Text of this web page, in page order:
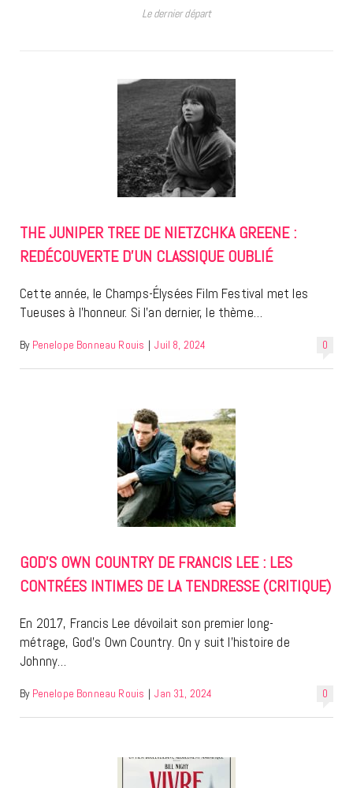
Le dernier départ
THE JUNIPER TREE DE NIETZCHKA GREENE :
REDÉCOUVERTE D’UN CLASSIQUE OUBLIÉ
Cette année, le Champs-Élysées Film Festival met les
Tueuses à l’honneur. Si l’an dernier, le thème…
0
By Penelope Bonneau Rouis | Juil 8, 2024
GOD’S OWN COUNTRY DE FRANCIS LEE : LES
CONTRÉES INTIMES DE LA TENDRESSE (CRITIQUE)
En 2017, Francis Lee dévoilait son premier long-
métrage, God’s Own Country. On y suit l’histoire de
Johnny…
0
By Penelope Bonneau Rouis | Jan 31, 2024